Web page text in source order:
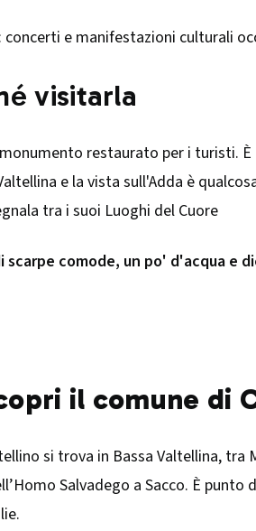
concerti e manifestazioni culturali
visitarla
restaurato per i turisti.
e la vista sull'Adda è
tra i suoi Luoghi del Cuore
scarpe comode, un po' d'acqua e
il comune di
si trova in Bassa Valtellina, tra
Salvadego a Sacco. È